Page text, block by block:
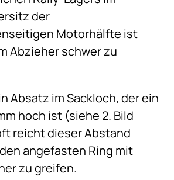
der
Motorhälfte ist
Abzieher schwer zu
Absatz im Sackloch, der ein
hoch ist (siehe 2. Bild
reicht dieser Abstand
angefasten Ring mit
zu greifen.